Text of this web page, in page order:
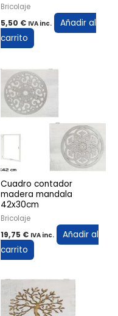
Bricolaje
5,50 € IVA inc.
Añadir al
carrito
Cuadro contador
madera mandala
42x30cm
Bricolaje
19,75 € IVA inc.
Añadir al
carrito